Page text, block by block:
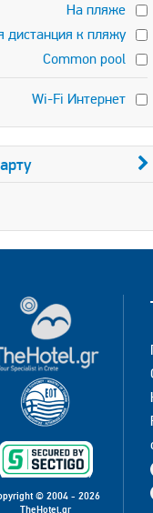
На пляже
дистанция к пляжу
Common pool
Wi-Fi Интернет
© 2004 - 2026
TheHotel.gr